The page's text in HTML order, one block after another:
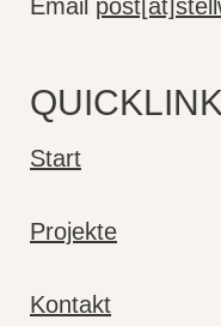
Email
Start
Projekte
Kontakt